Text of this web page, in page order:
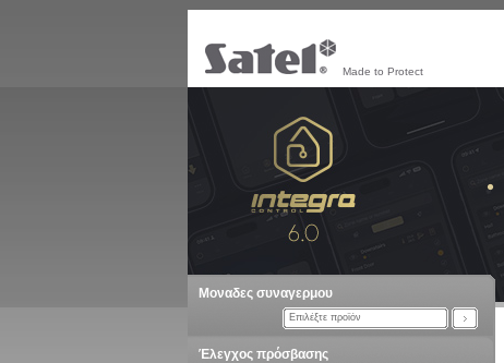
Made to Protect
Μοναδες συναγερμου
Επιλέξτε προϊόν
Έλεγχος πρόσβασης